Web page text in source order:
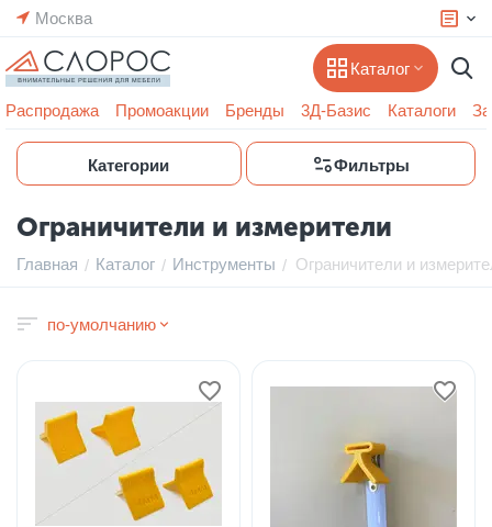
Москва
Каталог
Распродажа Промоакции Бренды 3Д-Базис Каталоги
Категории Фильтры
Ограничители и измерители
Главная / Каталог / Инструменты / Ограничители и
по-умолчанию